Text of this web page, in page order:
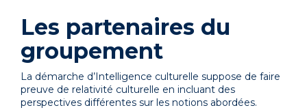
Les partenaires du
groupement
La démarche d’Intelligence culturelle suppose de faire
preuve de relativité culturelle en incluant des
perspectives différentes sur les notions abordées.